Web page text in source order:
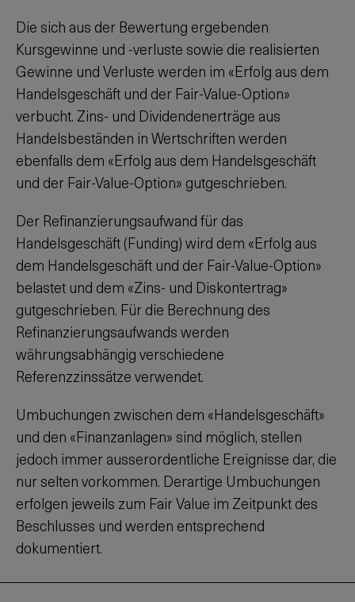
Die sich aus der Bewertung ergebenden
Kursgewinne und -verluste sowie die realisierten
Gewinne und Verluste werden im «Erfolg aus dem
Handelsgeschäft und der Fair-Value-Option»
verbucht. Zins- und Dividendenerträge aus
Handelsbeständen in Wertschriften werden
ebenfalls dem «Erfolg aus dem Handelsgeschäft
und der Fair-Value-Option» gutgeschrieben.
Der Refinanzierungsaufwand für das
Handelsgeschäft (Funding) wird dem «Erfolg aus
dem Handelsgeschäft und der Fair-Value-Option»
belastet und dem «Zins- und Diskontertrag»
gutgeschrieben. Für die Berechnung des
Refinanzierungsaufwands werden
währungsabhängig verschiedene
Referenzzinssätze verwendet.
Umbuchungen zwischen dem «Handelsgeschäft»
und den «Finanzanlagen» sind möglich, stellen
jedoch immer ausserordentliche Ereignisse dar, die
nur selten vorkommen. Derartige Umbuchungen
erfolgen jeweils zum Fair Value im Zeitpunkt des
Beschlusses und werden entsprechend
dokumentiert.